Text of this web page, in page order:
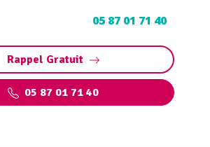
05 87 01 71 40
Rappel Gratuit
05 87 01 71 40